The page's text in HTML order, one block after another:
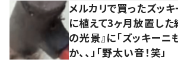
メルカリで買ったズッ
に植えて3ヶ月放置し
の光景』に「ズッキー
か、、」「野太い音！笑」